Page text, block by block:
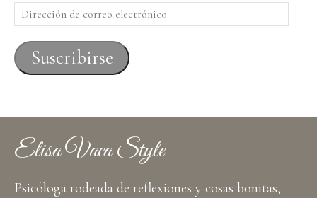
Dirección
de
correo
electrónico
Suscribirse
Elisa Vaca Style
Psicóloga rodeada de reflexiones y cosas bonitas,